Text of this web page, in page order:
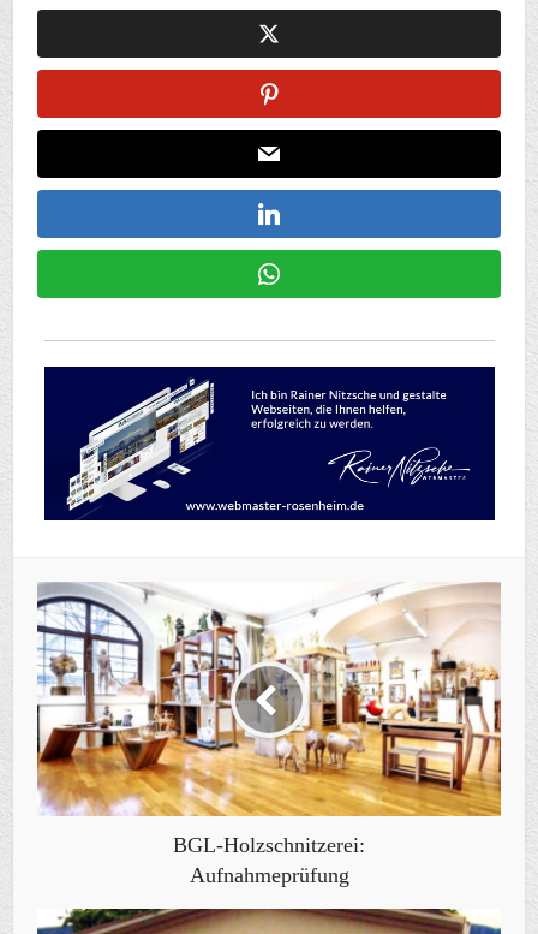
BGL-Holzschnitzerei:
Aufnahmeprüfung